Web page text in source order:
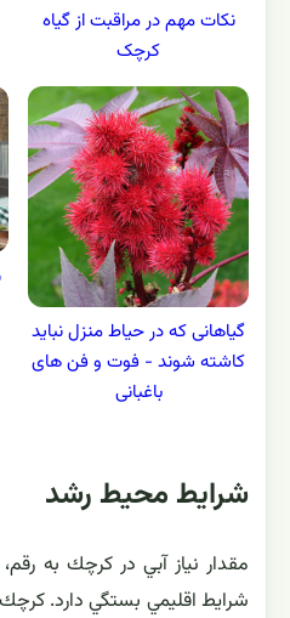
نکات مهم در مراقبت از گیاه
کرچک
گیاهانی که در حیاط منزل نباید
کاشته شوند - فوت و فن های
باغبانی
شرایط محیط رشد
مقدار نياز آبي در كرچك به
شرايط اقليمي بستگي دارد.